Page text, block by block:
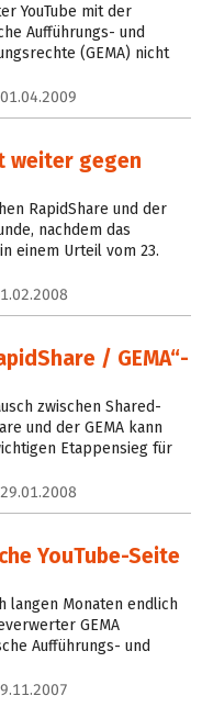
YouTube mit der
Aufführungs- und
(GEMA) nicht
01.04.2009
weiter gegen
RapidShare und der
nachdem das
einem Urteil vom 23.
/ GEMA“-
zwischen Shared-
und der GEMA kann
Etappensieg für
29.01.2008
YouTube-Seite
langen Monaten endlich
GEMA
Aufführungs- und